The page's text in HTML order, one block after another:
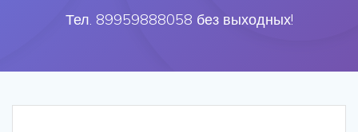
Тел. 89959888058 без выходных!